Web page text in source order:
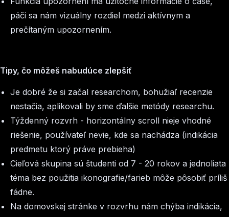
páči sa nám vizuálny rozdiel medzi aktívnym a
prečítaným upozornením.
Tipy, čo môžeš nabudúce zlepšiť
Je dobré že si začal researchom, bohužiaľ recenzie
nestačia, aplikovali by sme ďalšie metódy researchu.
Týždenný rozvrh - horizontálny scroll nieje vhodné
riešenie, používateľ nevie, kde sa nachádza (indikácia
predmetu ktorý práve prebieha)
Cieľová skupina sú študenti od 7 - 20 rokov a jednoliata
téma bez použitia ikonografie/farieb môže pôsobiť príliš
fádne.
Na domovskej stránke v rozvrhu nám chýba indikácia,